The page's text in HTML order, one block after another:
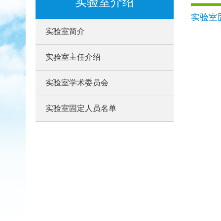
实验室简介
实验室主任介绍
实验室学术委员会
实验室固定人员名单
实验室